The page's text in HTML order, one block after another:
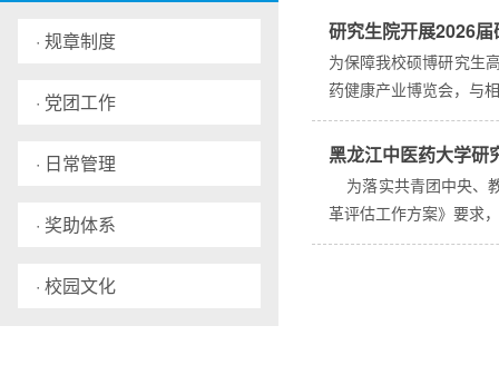
· 规章制度
· 党团工作
· 日常管理
· 奖助体系
· 校园文化
研究生院开展2026
为保障我校硕博研究生
药健康产业博览会，与
黑龙江中医药大学研
为落实共青团中央、
革评估工作方案》要求